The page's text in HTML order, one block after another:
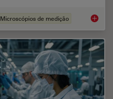
Microscópios de medição